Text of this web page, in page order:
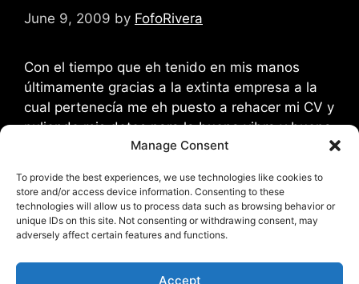
Manage Consent
To provide the best experiences, we use technologies like cookies to
store and/or access device information. Consenting to these
technologies will allow us to process data such as browsing behavior or
unique IDs on this site. Not consenting or withdrawing consent, may
adversely affect certain features and functions.
Accept
June 9, 2009 by FofoRivera
Con el tiempo que eh tenido en mis manos
últimamente gracias a la extinta empresa a la
cual pertenecía me eh puesto a rehacer mi CV y
puliendo mis dotes para la buena vibra y buena
conversación en entrevistas, me tope con una
hace el personal de …Read more
Categories
Eventos,iLife,Uncategorized
curriculum,entrevista,interview,preguntas,